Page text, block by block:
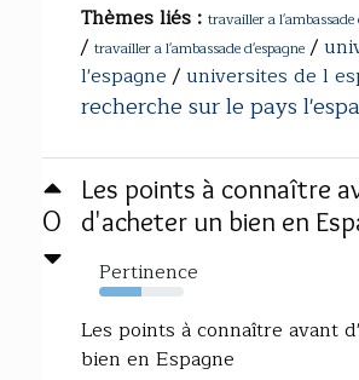
Thèmes liés : travailler a l'ambassade
/ travailler a l'ambassade d'espagne /
l'espagne/universites de l
recherche sur le pays
0
Les points à connaître
d'acheter un bien en
Pertinence
50%
Les points à connaître avant
bien en Espagne